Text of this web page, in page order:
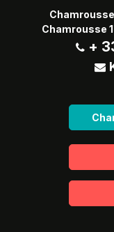
Chamrousse
+